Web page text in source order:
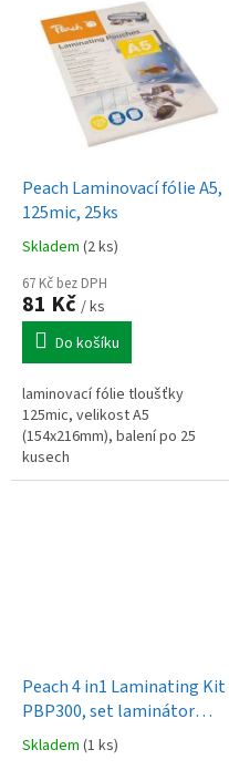
Peach Laminovací fólie A5,
125mic, 25ks
Skladem (2 ks)
67 Kč bez DPH
81 Kč / ks
Do košíku
laminovací fólie tloušťky
125mic, velikost A5
(154x216mm), balení po 25
kusech
Peach 4 in1 Laminating Kit
PBP300, set laminátor
PL707, řezačka PC100-04
Skladem (1 ks)